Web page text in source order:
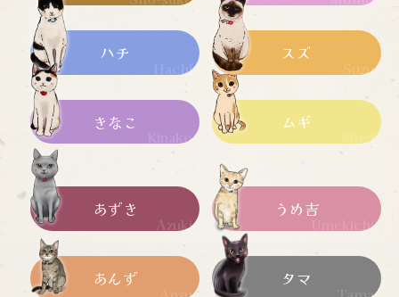
ハチ スズ
きなこ ムギ
あずき うめ吉
あんず タマ